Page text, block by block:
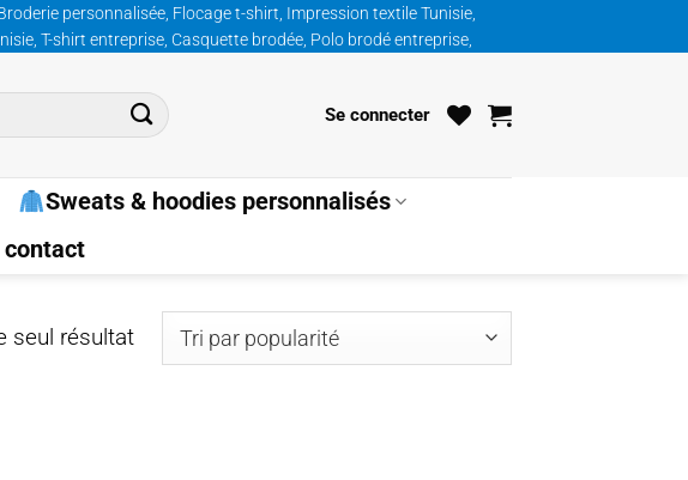
personnalisée, Flocage t-shirt, Impression textile Tunisie,
T-shirt entreprise, Casquette brodée, Polo brodé entreprise,
Se connecter
Sweats & hoodies personnalisés
contact
seul résultat